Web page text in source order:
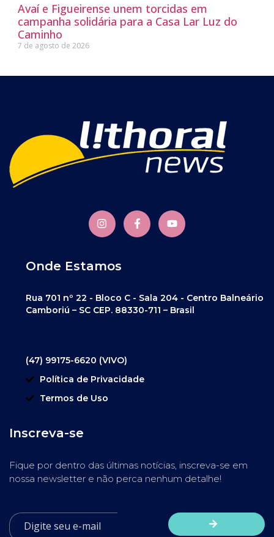
Avaí e Figueirense unem torcidas em
campanha solidária para a Casa Lar Luz do
Caminho
7 de agosto de 2026
Onde Estamos
Rua 701 nº 22 - Bloco C - Sala 204 - Centro Balneário
Camboriú – SC CEP. 88330-711 – Brasil
(47) 99175-6620 (VIVO)
Política de Privacidade
Termos de Uso
Inscreva-se
Fique por dentro das últimas notícias, inscreva-se em
nossa newsletter e não perca nenhum detalhe!